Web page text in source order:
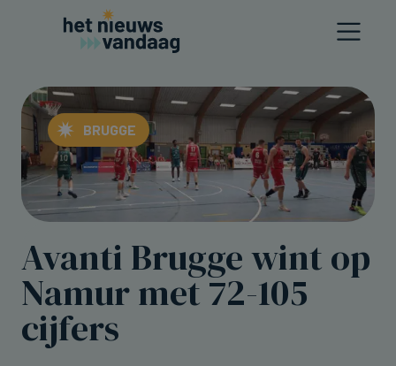
BRUGGE
Avanti Brugge wint op
Namur met 72-105
cijfers